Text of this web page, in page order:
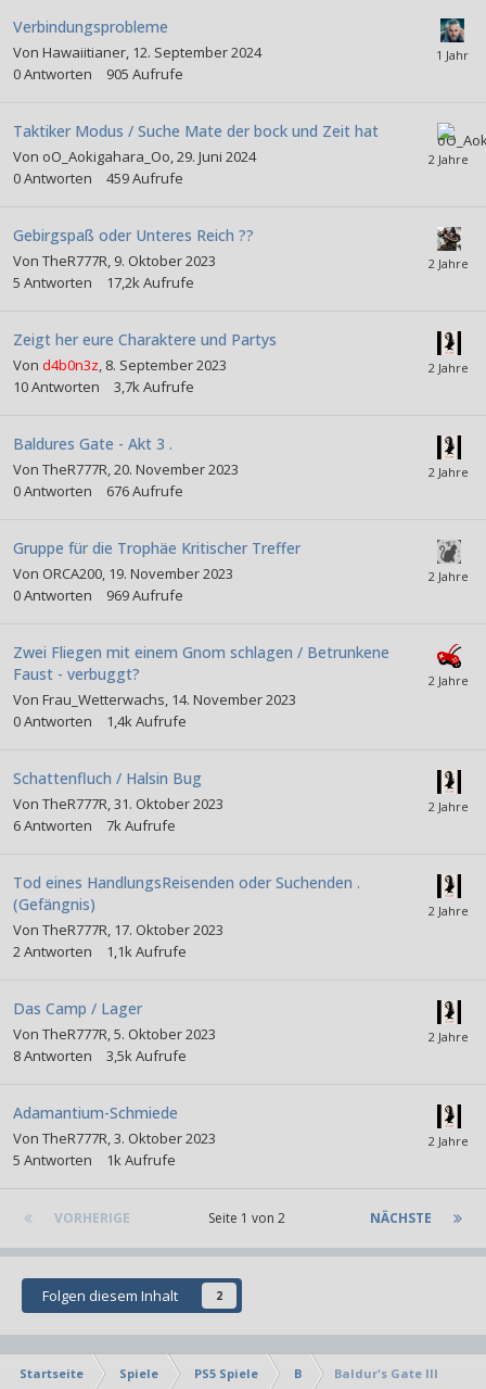
Verbindungsprobleme
Von Hawaiitianer, 12. September 2024
0Antworten 905 Aufrufe
Taktiker Modus / Suche Mate der bock und Zeit hat
Von oO_Aokigahara_Oo,29. Juni 2024
0Antworten 459Aufrufe
Gebirgspaß oder Unteres Reich ??
Von TheR777R, 9. Oktober 2023
5 Antworten 17,2kAufrufe
Zeigt her eure Charaktere und Partys
Von d4b0n3z, 8. September 2023
10Antworten 3,7kAufrufe
Baldures Gate - Akt 3 .
Von TheR777R,20. November 2023
0Antworten 676Aufrufe
Gruppe für die Trophäe Kritischer Treffer
Von ORCA200, 19. November 2023
0Antworten 969Aufrufe
Zwei Fliegen mit einem Gnom schlagen / Betrunkene
Faust - verbuggt?
Von Frau_Wetterwachs, 14. November 2023
0Antworten 1,4kAufrufe
Schattenfluch / Halsin Bug
Von TheR777R,31. Oktober 2023
6Antworten 7kAufrufe
Tod eines HandlungsReisenden oder Suchenden .
(Gefängnis)
Von TheR777R, 17. Oktober 2023
2Antworten 1,1kAufrufe
Das Camp / Lager
Von TheR777R,5. Oktober 2023
8Antworten 3,5kAufrufe
Adamantium-Schmiede
Von TheR777R,3. Oktober 2023
5 Antworten 1kAufrufe
VORHERIGE NÄCHSTE
Seite 1 von 2
Folgen diesem Inhalt 2
Startseite Spiele PS5 Spiele B Baldur's Gate III